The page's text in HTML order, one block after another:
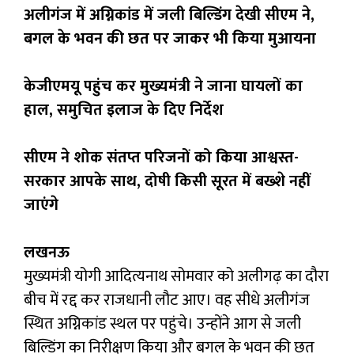
अलीगंज में अग्निकांड में जली बिल्डिंग देखी सीएम ने,
बगल के भवन की छत पर जाकर भी किया मुआयना
केजीएमयू पहुंच कर मुख्यमंत्री ने जाना घायलों का
हाल, समुचित इलाज के दिए निर्देश
सीएम ने शोक संतप्त परिजनों को किया आश्वस्त-
सरकार आपके साथ, दोषी किसी सूरत में बख्शे नहीं
जाएंगे
लखनऊ
मुख्यमंत्री योगी आदित्यनाथ सोमवार को अलीगढ़ का दौरा
बीच में रद्द कर राजधानी लौट आए। वह सीधे अलीगंज
स्थित अग्निकांड स्थल पर पहुंचे। उन्होंने आग से जली
बिल्डिंग का निरीक्षण किया और बगल के भवन की छत